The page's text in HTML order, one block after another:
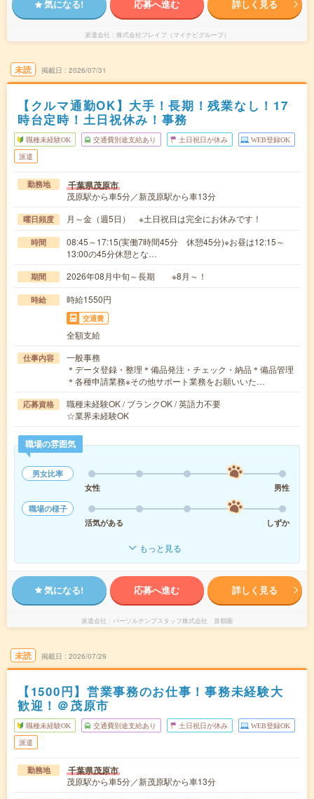
気になる! 応募へ進む 詳しく見る
派遣会社 株式会社ブレイブ（マイナビグループ）
未読 掲載日 2026/07/31
【クルマ通勤OK】大手！長期！残業なし！17
時台定時！土日祝休み！事務
職種未経験OK 交通費別途支給あり 土日祝日が休み WEB登録OK
派遣
勤務地 千葉県茂原市
茂原駅から車5分／新茂原駅から車13分
曜日頻度 月～金（週5日） ※土日祝日は完全にお休みです！
時間
08:45～17:15(実働7時間45分 休憩45分)※お昼は12:15～
13:00の45分休憩とな…
期間 2026年08月中旬～長期 ※8月～！
時給 時給1550円
交通費
全額支給
仕事内容
一般事務
＊データ登録・整理＊備品発注・チェック・納品＊備品管理
＊各種申請業務※その他サポート業務をお願いいた…
応募資格
職種未経験OK / ブランクOK / 英語力不要
☆業界未経験OK
職場の雰囲気
男女比率
女性
男性
職場の様子
活気がある
しずか
もっと見る
気になる! 応募へ進む 詳しく見る
派遣会社 パーソルテンプスタッフ株式会社 首都圏
未読 掲載日 2026/07/29
【1500円】営業事務のお仕事！事務未経験大
歓迎！＠茂原市
職種未経験OK 交通費別途支給あり 土日祝日が休み WEB登録OK
派遣
勤務地 千葉県茂原市
茂原駅から車5分／新茂原駅から車13分